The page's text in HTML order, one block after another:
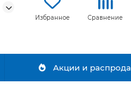
Избранное Сравнение
Акции и